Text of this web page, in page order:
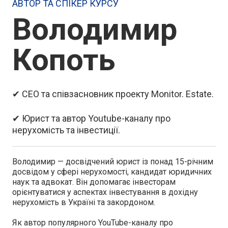
та світі.
отримання доходу.
● Дізнаєтесь про аспекти інвестування в
житлову, комерційну нерухомість та в
землю.
(токенізована) нерухомість
РЕЗУЛЬТАТ:
● Навчитесь розраховувати доходність
кожного виду нерухомості.
● Зрозумієте, як управляти ризиками та
мінімузувати їх.
інвестиції.
АВТОР ТА СПІКЕР КУРСУ
Володимир
Копоть
✔ СЕО та співзасновник проекту Monitor. Estate.
✔ Юрист та автор Youtube-каналу про
нерухомість та інвестиції.
Володимир — досвідчений юрист із понад 15-річним
досвідом у сфері нерухомості, кандидат юридичних
наук та адвокат. Він допомагає інвесторам
орієнтуватися у аспектах інвестування в дохідну
нерухомість в Україні та закордоном.
Як автор популярного YouTube-каналу про